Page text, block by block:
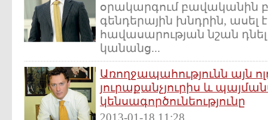
օրակարգում բավականին
գենդերային խնդրին, ասել
հավասարության նշան
կանանց...
Առողջապահությունն այն
յուրաքանչյուրիս և
կենսագործունեությունը
2013-01-18 11:28